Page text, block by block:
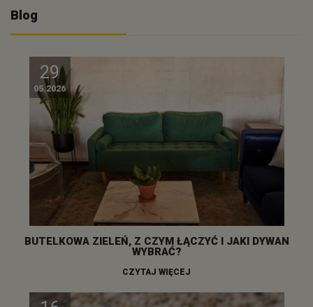
Blog
29
05.2026
BUTELKOWA ZIELEŃ, Z CZYM ŁĄCZYĆ I JAKI DYWAN
WYBRAĆ?
CZYTAJ WIĘCEJ